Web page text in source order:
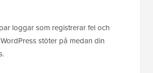
loggar som registrerar fel och
stöter på medan din